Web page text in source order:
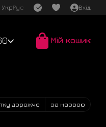
УкрРус Вхід
Мій кошик
дорожче за назвою